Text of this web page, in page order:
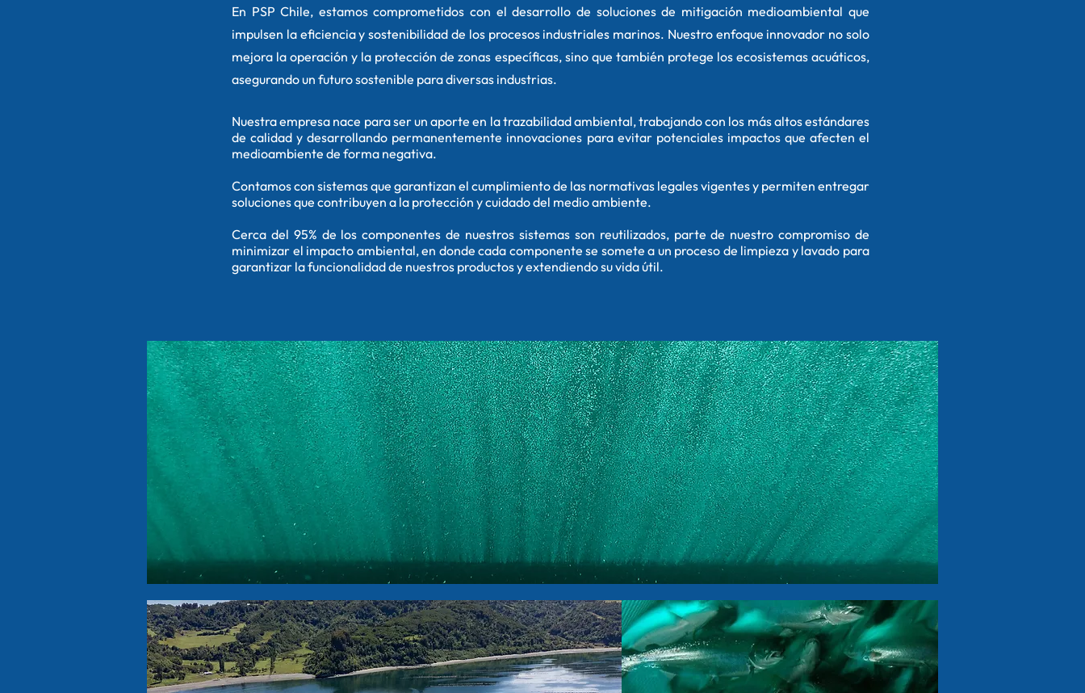
En PSP Chile, estamos comprometidos con el desarrollo de soluciones de mitigación medioambiental que
impulsen la eficiencia y sostenibilidad de los procesos industriales marinos. Nuestro enfoque innovador no solo
mejora la operación y la protección de zonas específicas, sino que también protege los ecosistemas acuáticos,
asegurando un futuro sostenible para diversas industrias.
Nuestra empresa nace para ser un aporte en la trazabilidad ambiental, trabajando con los más altos estándares
de calidad y desarrollando permanentemente innovaciones para evitar potenciales impactos que afecten el
medioambiente de forma negativa.
Contamos con sistemas que garantizan el cumplimiento de las normativas legales vigentes y permiten entregar
soluciones que contribuyen a la protección y cuidado del medio ambiente.
Cerca del 95% de los componentes de nuestros sistemas son reutilizados, parte de nuestro compromiso de
minimizar el impacto ambiental, en donde cada componente se somete a un proceso de limpieza y lavado para
garantizar la funcionalidad de nuestros productos y extendiendo su vida útil.